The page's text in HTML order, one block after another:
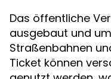
Das öffentliche
ausgebaut und
Straßenbahnen
Ticket können